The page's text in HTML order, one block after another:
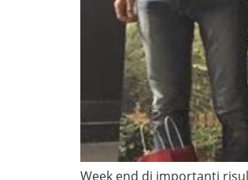
Week end di importanti